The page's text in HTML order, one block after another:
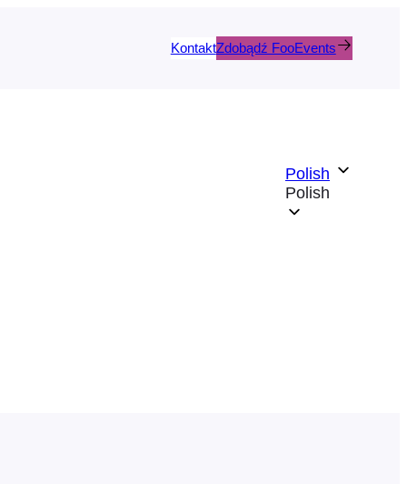
KontaktZdobądź FooEvents
Polish
Polish